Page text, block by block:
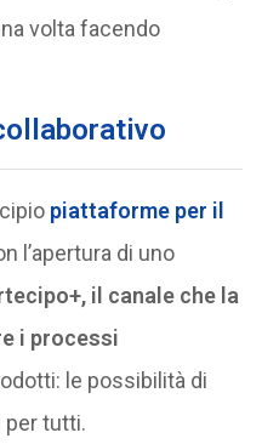
volta facendo
piattaforme per il
l’apertura di uno
il canale che la
i processi
le possibilità di
per tutti.